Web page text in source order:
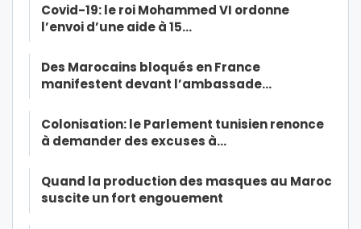
Covid-19: le roi Mohammed VI ordonne
l’envoi d’une aide à 15…
Des Marocains bloqués en France
manifestent devant l’ambassade…
Colonisation: le Parlement tunisien renonce
à demander des excuses à…
Quand la production des masques au Maroc
suscite un fort engouement